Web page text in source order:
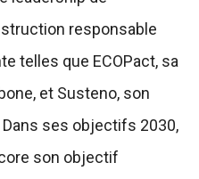
responsable
telles que ECOPact, sa
et Susteno, son
ses objectifs 2030,
son objectif